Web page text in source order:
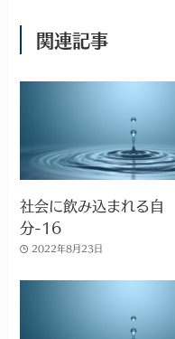
関連記事
社会に飲み込まれる自
分-16
2022年8月23日